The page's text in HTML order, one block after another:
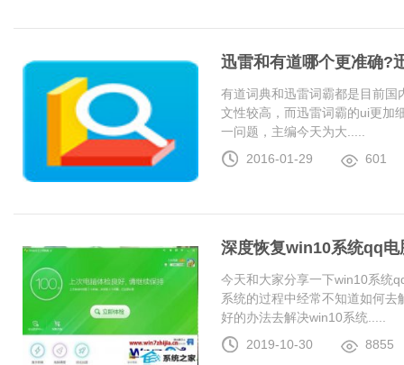
迅雷和有道哪个更准确?
有道词典和迅雷词霸都是目前
文性较高，而迅雷词霸的ui更加
一问题，主编今天为大.....
2016-01-29
601
深度恢复win10系统qq
今天和大家分享一下win10系统
系统的过程中经常不知道如何
好的办法去解决win10系统.....
2019-10-30
8855